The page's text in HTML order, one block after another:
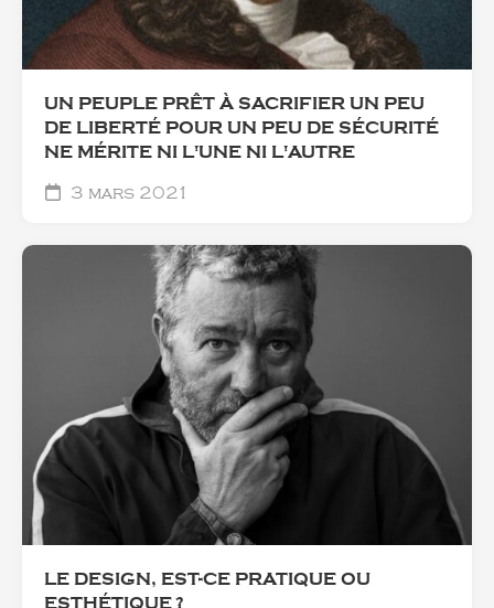
UN PEUPLE PRÊT À SACRIFIER UN PEU
DE LIBERTÉ POUR UN PEU DE SÉCURITÉ
NE MÉRITE NI L'UNE NI L'AUTRE
3 mars 2021
LE DESIGN, EST-CE PRATIQUE OU
ESTHÉTIQUE ?